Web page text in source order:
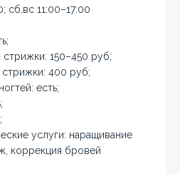
сб,вс 11:00–17:00
150–450 руб;
400 руб;
есть;
услуги: наращивание
коррекция бровей